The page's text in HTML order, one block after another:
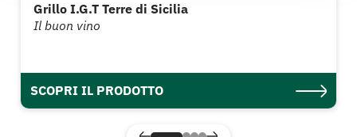
Grillo I.G.T Terre di Sicilia
Il buon vino
SCOPRI IL PRODOTTO